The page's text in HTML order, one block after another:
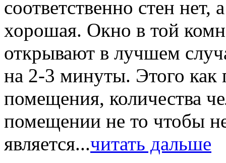
соответственно стен
хорошая. Окно в той
открывают в лучшем
на 2-3 минуты. Этого как
помещения, количества
помещении не то чтобы
является...читать дальше